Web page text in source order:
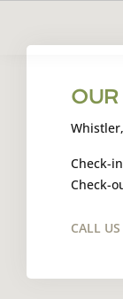
Check-
Check-
CALL US